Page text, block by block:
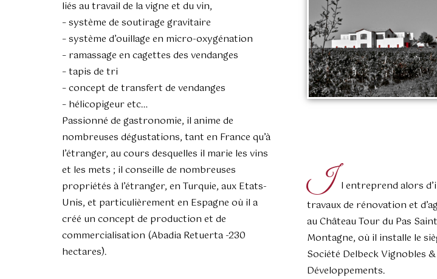
liés au travail de la vigne et du vin,
– système de soutirage gravitaire
– système d’ouillage en micro-oxygénation
– ramassage en cagettes des vendanges
– tapis de tri
– concept de transfert de vendanges
– hélicopigeur etc…
Passionné de gastronomie, il anime de
nombreuses dégustations, tant en France qu’à
l’étranger, au cours desquelles il marie les vins
et les mets ; il conseille de nombreuses
propriétés à l’étranger, en Turquie, aux Etats-
Unis, et particulièrement en Espagne où il a
créé un concept de production et de
commercialisation (Abadia Retuerta -230
hectares).
I l entreprend alors
travaux de rénovation et
au Château Tour du Pas
Montagne, où il installe le
Société Delbeck Vignobles &
Développements.